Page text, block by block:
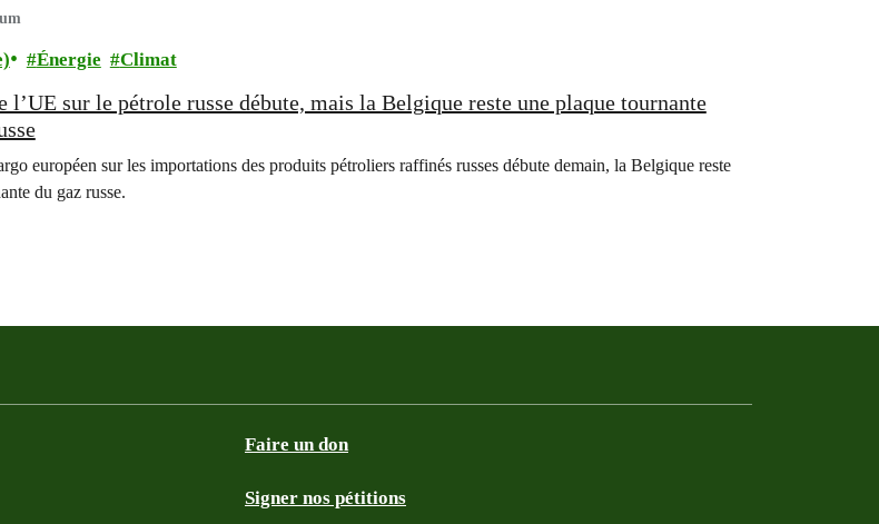
Énergie Climat
l’UE sur le pétrole russe débute, mais la Belgique reste une plaque tournante
européen sur les importations des produits pétroliers raffinés russes débute demain, la Belgique reste
du gaz russe.
Faire un don
Signer nos pétitions